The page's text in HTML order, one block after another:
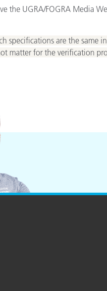
화장품
the UGRA/FOGRA Media
specifications are the same
matter for the verification